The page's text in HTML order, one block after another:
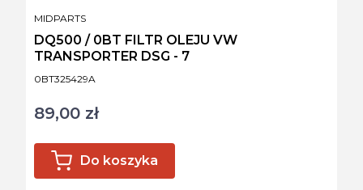
Kod produktu
0BT325429A
DQ500 / 0BT FILTR OLEJU VW
TRANSPORTER DSG - 7
PRODUCENT
MIDPARTS
Cena
89,00 zł
Do koszyka